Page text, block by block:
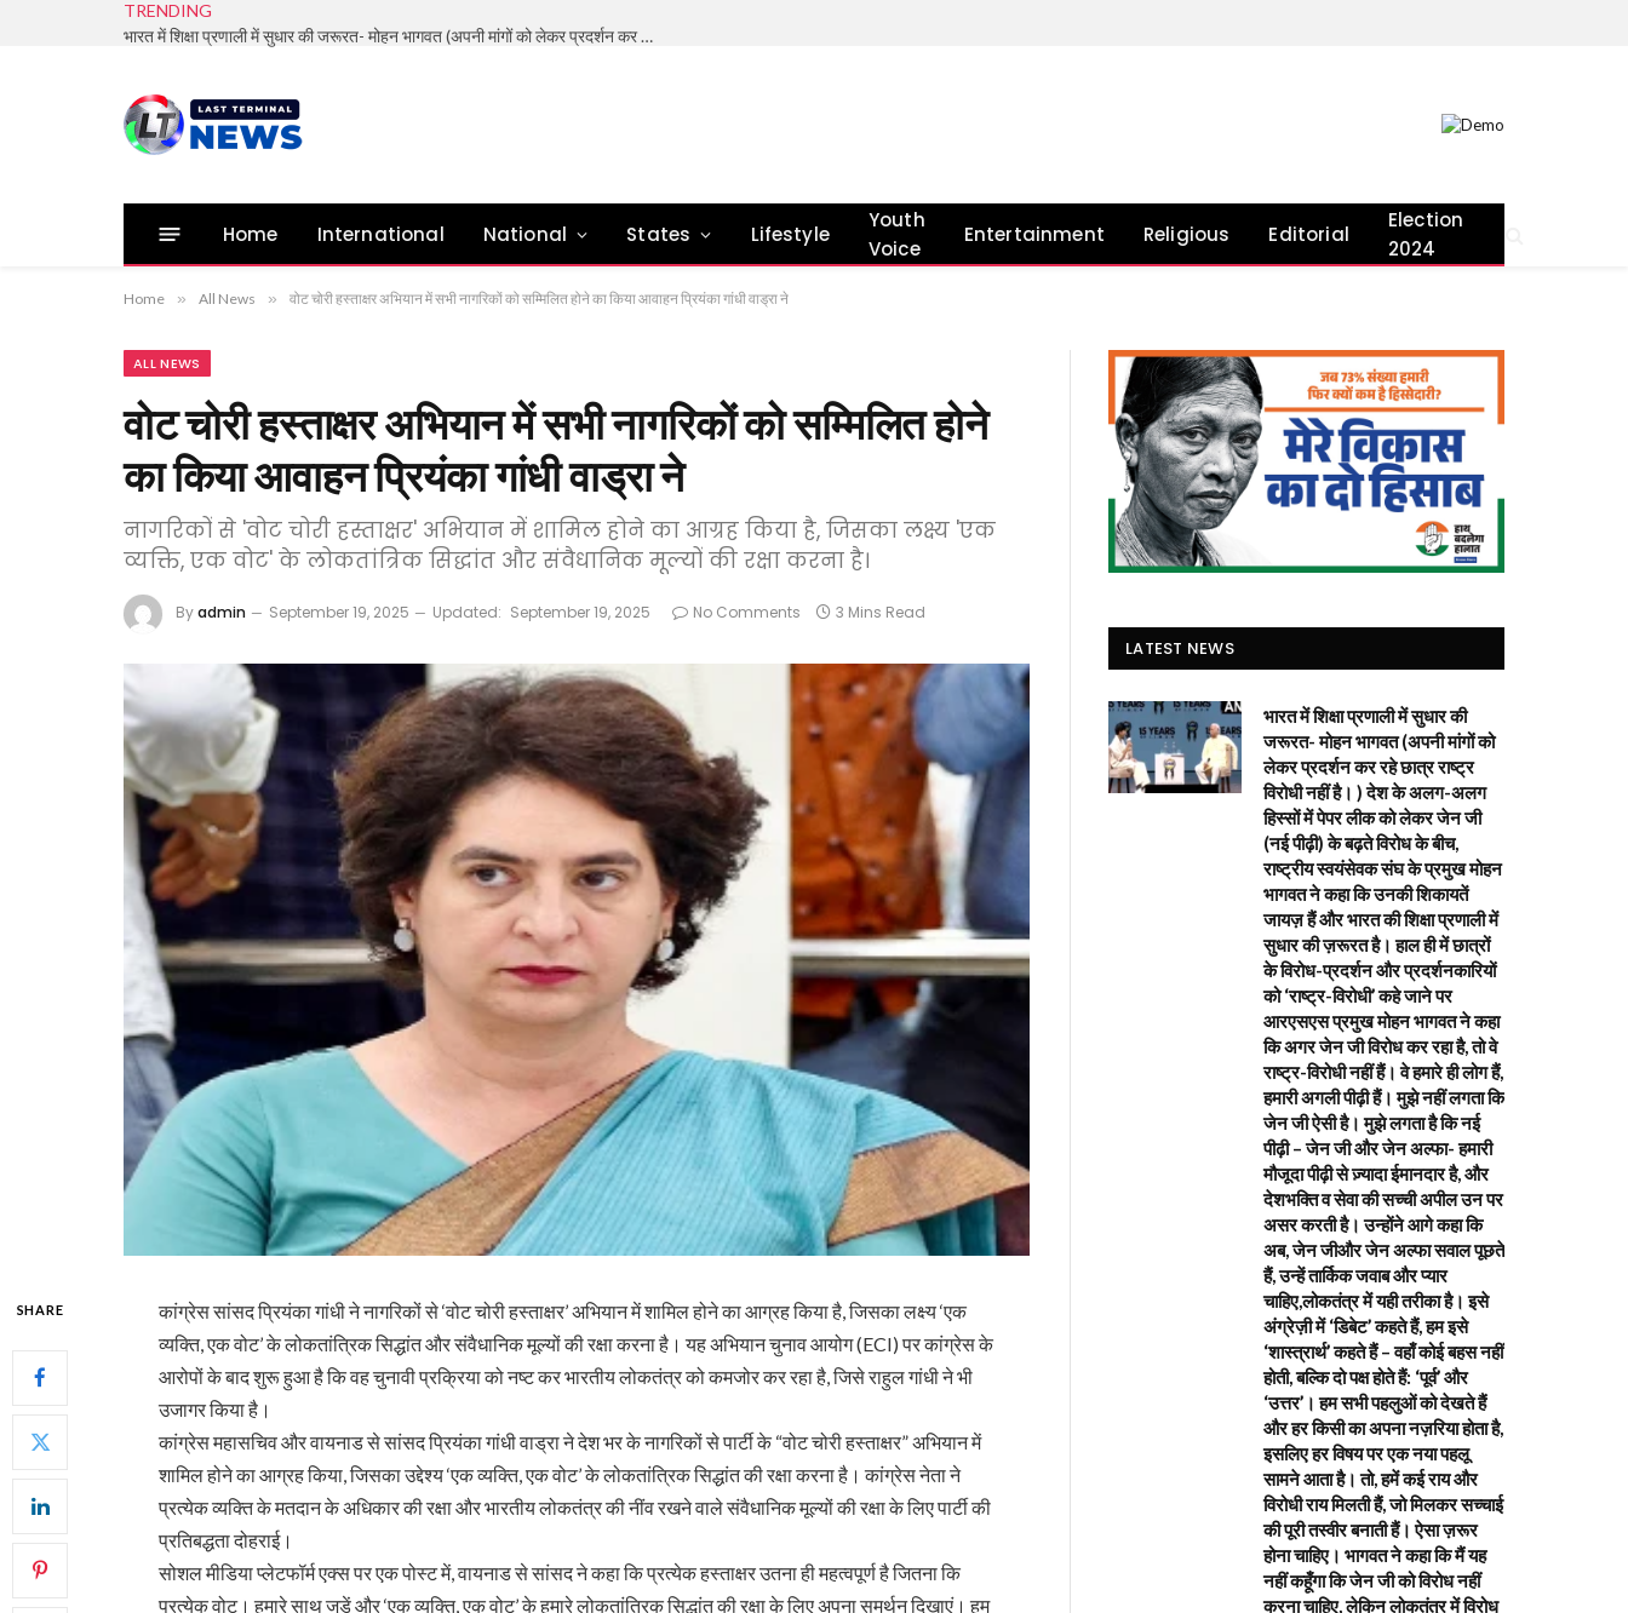
TRENDING “देर आए – दुरुस्त आए” धर्मेंद्र प्रधान का इस्तीफा
Home International National States Lifestyle
Youth
Voice
Entertainment Religious Editorial
Election
2024
Home » All News » वोट चोरी हस्ताक्षर अभियान में सभी नागरिकों को सम्मिलित होने का किया आवाहन प्रियंका गांधी वाड्रा ने
ALL NEWS
वोट चोरी हस्ताक्षर अभियान में सभी नागरिकों को सम्मिलित होने
का किया आवाहन प्रियंका गांधी वाड्रा ने
नागरिकों से 'वोट चोरी हस्ताक्षर' अभियान में शामिल होने का आग्रह किया है, जिसका लक्ष्य 'एक
व्यक्ति, एक वोट' के लोकतांत्रिक सिद्धांत और संवैधानिक मूल्यों की रक्षा करना है।
Byadmin September 19, 2025 Updated: September 19, 2025 No Comments 3 Mins Read
SHARE
कांग्रेस सांसद प्रियंका गांधी ने नागरिकों से ‘वोट चोरी हस्ताक्षर’ अभियान में शामिल होने का आग्रह किया है, जिसका लक्ष्य ‘एक
व्यक्ति, एक वोट’ के लोकतांत्रिक सिद्धांत और संवैधानिक मूल्यों की रक्षा करना है। यह अभियान चुनाव आयोग (ECI) पर कांग्रेस के
आरोपों के बाद शुरू हुआ है कि वह चुनावी प्रक्रिया को नष्ट कर भारतीय लोकतंत्र को कमजोर कर रहा है, जिसे राहुल गांधी ने भी
उजागर किया है।
कांग्रेस महासचिव और वायनाड से सांसद प्रियंका गांधी वाड्रा ने देश भर के नागरिकों से पार्टी के “वोट चोरी हस्ताक्षर” अभियान में
शामिल होने का आग्रह किया, जिसका उद्देश्य ‘एक व्यक्ति, एक वोट’ के लोकतांत्रिक सिद्धांत की रक्षा करना है। कांग्रेस नेता ने
प्रत्येक व्यक्ति के मतदान के अधिकार की रक्षा और भारतीय लोकतंत्र की नींव रखने वाले संवैधानिक मूल्यों की रक्षा के लिए पार्टी की
प्रतिबद्धता दोहराई।
सोशल मीडिया प्लेटफॉर्म एक्स पर एक पोस्ट में, वायनाड से सांसद ने कहा कि प्रत्येक हस्ताक्षर उतना ही महत्वपूर्ण है जितना कि
प्रत्येक वोट। हमारे साथ जुड़ें और ‘एक व्यक्ति, एक वोट’ के हमारे लोकतांत्रिक सिद्धांत की रक्षा के लिए अपना समर्थन दिखाएं। हम
LATEST NEWS
भारत में शिक्षा प्रणाली में सुधार की
जरूरत- मोहन भागवत (अपनी मांगों को
लेकर प्रदर्शन कर रहे छात्र राष्ट्र
विरोधी नहीं है। ) देश के अलग-अलग
हिस्सों में पेपर लीक को लेकर जेन जी
(नई पीढ़ी) के बढ़ते विरोध के बीच,
राष्ट्रीय स्वयंसेवक संघ के प्रमुख मोहन
भागवत ने कहा कि उनकी शिकायतें
जायज़ हैं और भारत की शिक्षा प्रणाली में
सुधार की ज़रूरत है। हाल ही में छात्रों
के विरोध-प्रदर्शन और प्रदर्शनकारियों
को ‘राष्ट्र-विरोधी’ कहे जाने पर
आरएसएस प्रमुख मोहन भागवत ने कहा
कि अगर जेन जी विरोध कर रहा है, तो वे
राष्ट्र-विरोधी नहीं हैं। वे हमारे ही लोग हैं,
हमारी अगली पीढ़ी हैं। मुझे नहीं लगता कि
जेन जी ऐसी है। मुझे लगता है कि नई
पीढ़ी – जेन जी और जेन अल्फा- हमारी
मौजूदा पीढ़ी से ज़्यादा ईमानदार है, और
देशभक्ति व सेवा की सच्ची अपील उन पर
असर करती है। उन्होंने आगे कहा कि
अब, जेन जीऔर जेन अल्फा सवाल पूछते
हैं, उन्हें तार्किक जवाब और प्यार
चाहिए,लोकतंत्र में यही तरीका है। इसे
अंग्रेज़ी में ‘डिबेट’ कहते हैं, हम इसे
‘शास्त्रार्थ’ कहते हैं – वहाँ कोई बहस नहीं
होती, बल्कि दो पक्ष होते हैं: ‘पूर्व’ और
‘उत्तर’। हम सभी पहलुओं को देखते हैं
और हर किसी का अपना नज़रिया होता है,
इसलिए हर विषय पर एक नया पहलू
सामने आता है। तो, हमें कई राय और
विरोधी राय मिलती हैं, जो मिलकर सच्चाई
की पूरी तस्वीर बनाती हैं। ऐसा ज़रूर
होना चाहिए। भागवत ने कहा कि मैं यह
नहीं कहूँगा कि जेन जी को विरोध नहीं
करना चाहिए, लेकिन लोकतंत्र में विरोध